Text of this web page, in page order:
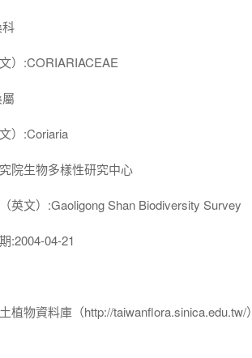
）:CORIARIACEAE
）:Coriaria
院生物多樣性研究中心
英文）:Gaoligong Shan Biodiversity Survey
:2004-04-21
植物資料庫（http://taiwanflora.sinica.edu.tw/）